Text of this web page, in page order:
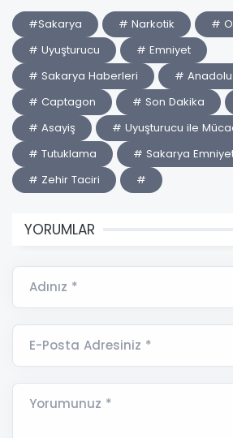
#Sakarya # Narkotik
#
# Uyuşturucu
# Emniyet
# Sakarya Haberleri
#
# Captagon
# Son Dakika
# Asayiş
# Uyuşturucu ile
# Tutuklama
# Sakarya
# Zehir Taciri
#
YORUMLAR
Adınız *
E-Posta Adresiniz *
Yorumunuz *